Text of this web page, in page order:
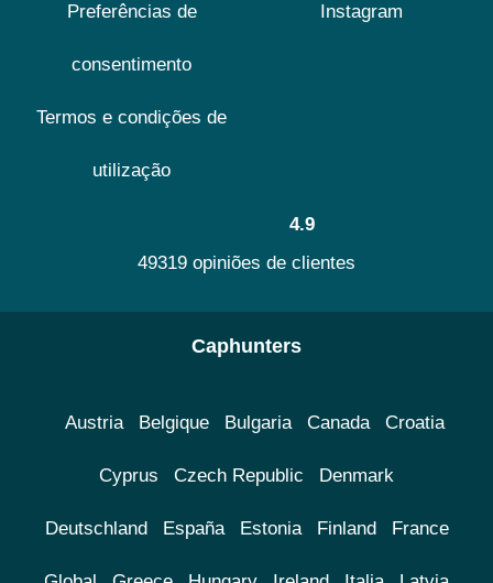
Preferências de
consentimento
Termos e condições de
utilização
Instagram
4.9
49319 opiniões de clientes
Caphunters
Austria Belgique Bulgaria Canada Croatia
Cyprus Czech Republic Denmark
Deutschland España Estonia Finland France